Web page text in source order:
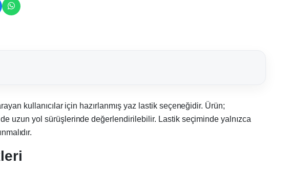
kullanıcılar için hazırlanmış yaz lastik seçeneğidir. Ürün;
uzun yol sürüşlerinde değerlendirilebilir. Lastik seçiminde yalnızca